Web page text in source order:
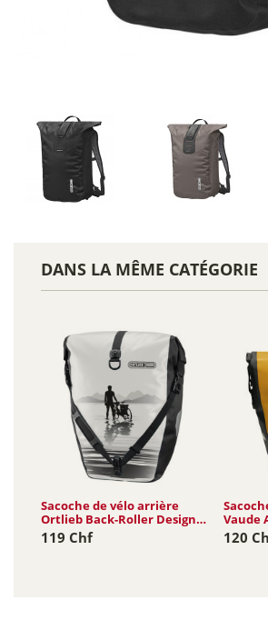
DANS LA MÊME CATÉGORIE
Sacoche de vélo arrière
Ortlieb Back-Roller Design
20L
119 Chf
Vaude
(rec)...
120